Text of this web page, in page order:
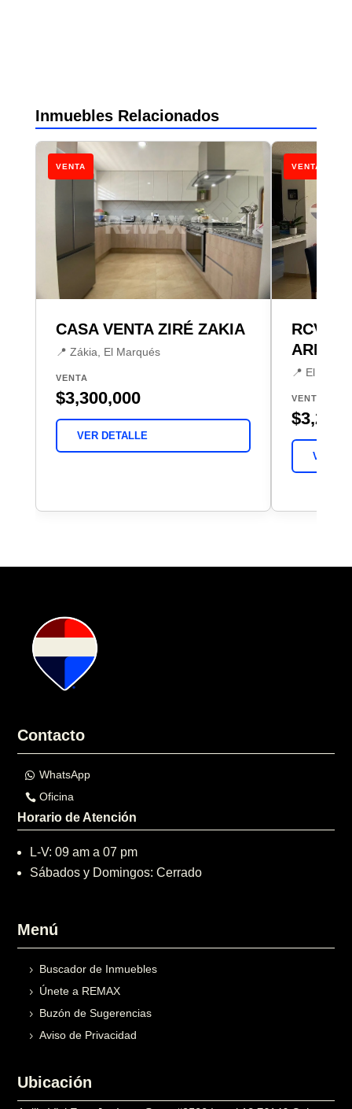
Inmuebles Relacionados
VENTA
CASA VENTA ZIRÉ ZAKIA
📍 Zákia, El Marqués
VENTA
$3,300,000
VER DETALLE
VENTA
RCV
📍 El
VENTA
VER
Contacto
WhatsApp
Oficina
Horario de Atención
L-V: 09 am a 07 pm
Sábados y Domingos: Cerrado
Menú
Buscador de Inmuebles
Únete a REMAX
Buzón de Sugerencias
Aviso de Privacidad
Ubicación